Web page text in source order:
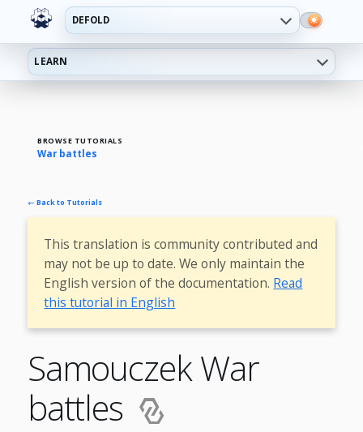
DEFOLD
LEARN
BROWSE TUTORIALS
War battles
← Back to Tutorials
This translation is community contributed and
may not be up to date. We only maintain the
English version of the documentation. Read
this tutorial in English
Samouczek War
battles